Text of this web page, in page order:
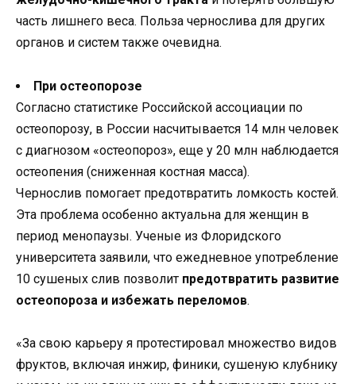
часть лишнего веса. Польза чернослива для других
органов и систем также очевидна.
При остеопорозе
Согласно статистике Российской ассоциации по
остеопорозу, в России насчитывается 14 млн человек
с диагнозом «остеопороз», еще у 20 млн наблюдается
остеопения (сниженная костная масса).
Чернослив помогает предотвратить ломкость костей.
Эта проблема особенно актуальна для женщин в
период менопаузы. Ученые из Флоридского
университета заявили, что ежедневное употребление
10 сушеных слив позволит предотвратить развитие
остеопороза и избежать переломов.
«За свою карьеру я протестировал множество видов
фруктов, включая инжир, финики, сушеную клубнику